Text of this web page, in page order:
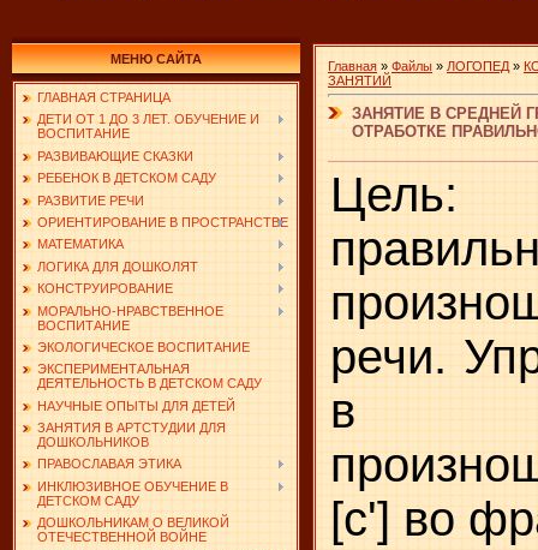
МЕНЮ САЙТА
ГЛАВНАЯ СТРАНИЦА
ДЕТИ ОТ 1 ДО 3 ЛЕТ. ОБУЧЕНИЕ И
ВОСПИТАНИЕ
РАЗВИВАЮЩИЕ СКАЗКИ
РЕБЕНОК В ДЕТСКОМ САДУ
РАЗВИТИЕ РЕЧИ
ОРИЕНТИРОВАНИЕ В ПРОСТРАНСТВЕ
МАТЕМАТИКА
ЛОГИКА ДЛЯ ДОШКОЛЯТ
КОНСТРУИРОВАНИЕ
МОРАЛЬНО-НРАВСТВЕННОЕ
ВОСПИТАНИЕ
ЭКОЛОГИЧЕСКОЕ ВОСПИТАНИЕ
ЭКСПЕРИМЕНТАЛЬНАЯ
ДЕЯТЕЛЬНОСТЬ В ДЕТСКОМ САДУ
НАУЧНЫЕ ОПЫТЫ ДЛЯ ДЕТЕЙ
ЗАНЯТИЯ В АРТСТУДИИ ДЛЯ
ДОШКОЛЬНИКОВ
ПРАВОСЛАВАЯ ЭТИКА
ИНКЛЮЗИВНОЕ ОБУЧЕНИЕ В
ДЕТСКОМ САДУ
ДОШКОЛЬНИКАМ О ВЕЛИКОЙ
ОТЕЧЕСТВЕННОЙ ВОЙНЕ
Главная » Файлы » ЛОГОПЕД »
ЗАНЯТИЙ
ЗАНЯТИЕ В СРЕДНЕЙ
ОТРАБОТКЕ
Цель:
речи.
в
[с'] во